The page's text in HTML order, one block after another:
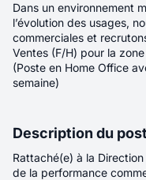
Avocat
Localité
Contrat
Télétravail
Dans un environnement
l’évolution des usages,
commerciales et
Ventes (F/H) pour la
(Poste en Home Office
semaine)
Description du
Rattaché(e) à la
de la performance
Téléphone*
En soumettant ce
de gestion des